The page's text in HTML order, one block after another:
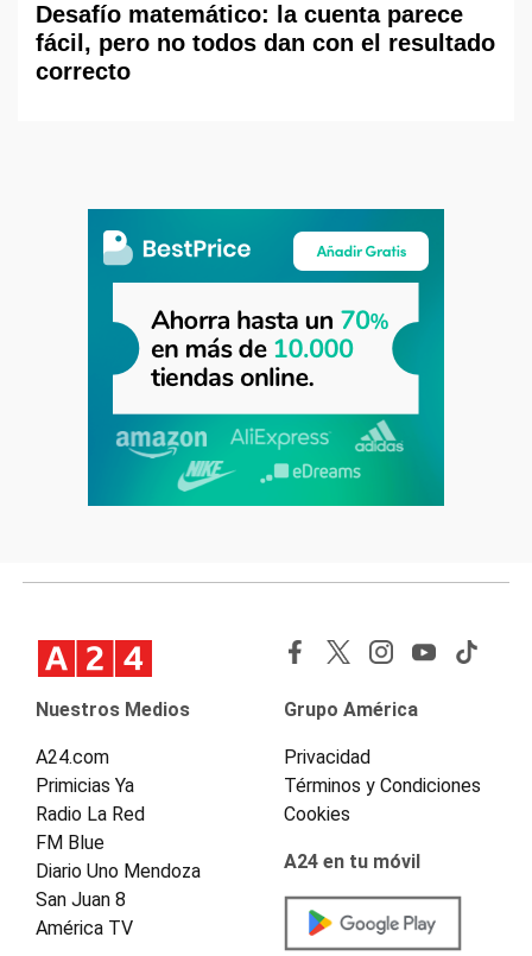
Desafío matemático: la cuenta parece
fácil, pero no todos dan con el resultado
correcto
Nuestros Medios
A24.com
Primicias Ya
Radio La Red
FM Blue
Diario Uno Mendoza
San Juan 8
América TV
Grupo América
Privacidad
Términos y Condiciones
Cookies
A24 en tu móvil